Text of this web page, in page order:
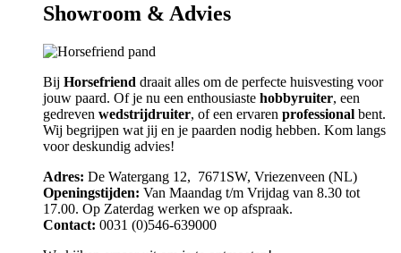
Showroom & Advies
Bij Horsefriend draait alles om de perfecte huisvesting voor
jouw paard. Of je nu een enthousiaste hobbyruiter, een
gedreven wedstrijdruiter, of een ervaren professional bent.
Wij begrijpen wat jij en je paarden nodig hebben. Kom langs
voor deskundig advies!
Adres: De Watergang 12, 7671SW, Vriezenveen (NL)
Openingstijden: Van Maandag t/m Vrijdag van 8.30 tot
17.00. Op Zaterdag werken we op afspraak.
Contact: 0031 (0)546-639000